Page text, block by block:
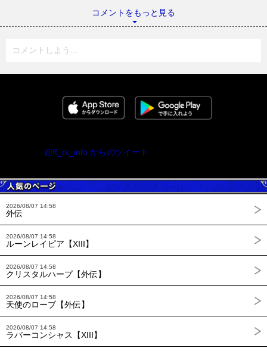
コメントをもっと見る
コメントしよう...
@ff_rk_info からのツイート
2026/08/07 14:58
外伝
2026/08/07 14:58
ルーンレイピア【XIII】
2026/08/07 14:58
クリスタルハープ【外伝】
2026/08/07 14:58
天使のローブ【外伝】
2026/08/07 14:58
ラバーコンシャス【XIII】